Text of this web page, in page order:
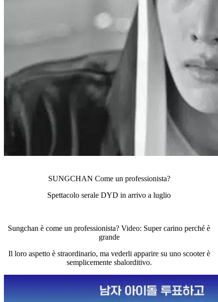
SUNGCHAN Come un professionista?
Spettacolo serale DYD in arrivo a luglio
Sungchan è come un professionista? Video: Super carino perché è
grande
Il loro aspetto è straordinario, ma vederli apparire su uno scooter è
semplicemente sbalorditivo.